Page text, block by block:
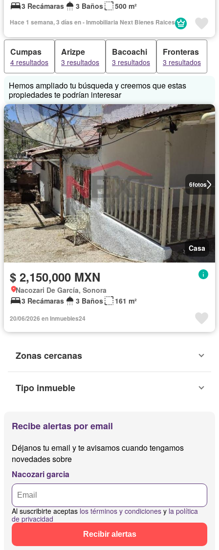
3 Recámaras
3 Baños 500 m²
Hace 1 semana, 3 días en - Inmobiliaria Next Bienes Raices
Cumpas
4 resultados
Arizpe
3 resultados
Bacoachi
3 resultados
Fronteras
3 resultados
Hemos ampliado tu búsqueda y creemos que estas
propiedades te podrían interesar
6fotos
Casa
$ 2,150,000 MXN
Nacozari De García, Sonora
3 Recámaras
3 Baños 161 m²
20/06/2026 en Inmuebles24
Zonas cercanas
Tipo inmueble
Recibe alertas por email
Déjanos tu email y te avisamos cuando tengamos
novedades sobre
Nacozari garcia
Al suscribirte aceptas los términos y condiciones y la política
de privacidad
Recibir alertas